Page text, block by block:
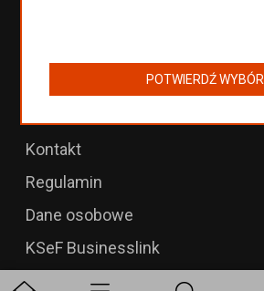
Programy WAPRO
Kontakt
Regulamin
Dane osobowe
KSeF Businesslink
POTWIERDŹ WYBÓR